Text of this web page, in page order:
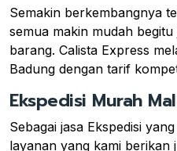
Semakin berkembangnya
semua makin mudah
barang. Calista Express
Badung dengan tarif
Ekspedisi Murah
Sebagai jasa Ekspedisi
layanan yang kami berikan